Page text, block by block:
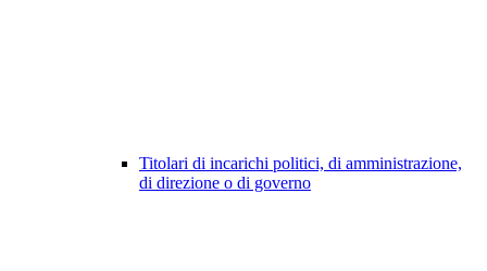
Titolari di incarichi politici, di amministrazione,
di direzione o di governo